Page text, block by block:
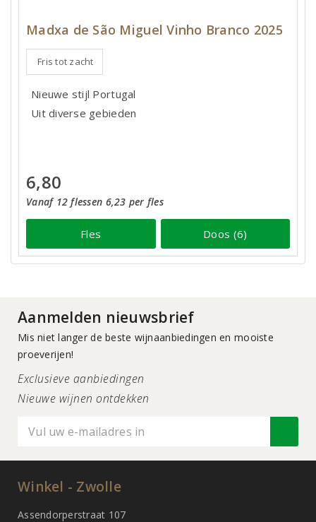
Madxa de São Miguel Vinho Branco 2025
Fris tot zacht
Nieuwe stijl Portugal
Uit diverse gebieden
6,80
Vanaf 12 flessen 6,23 per fles
Fles Doos (6)
Aanmelden nieuwsbrief
Mis niet langer de beste wijnaanbiedingen en mooiste
proeverijen!
Exclusieve aanbiedingen
Nieuwe wijnen ontdekken
Winkel - Zwolle
Assendorperstraat 107